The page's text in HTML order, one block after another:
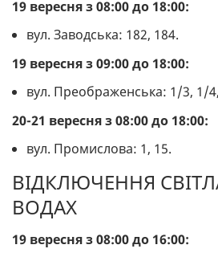
19 вересня з 08:00 до 18:00:
вул. Заводська: 182, 184.
19 вересня з 09:00 до 18:00:
вул. Преображенська: 1/3, 1/
20-21 вересня з 08:00 до 18:00:
вул. Промислова: 1, 15.
ВІДКЛЮЧЕННЯ
ВОДАХ
19 вересня з 08:00 до 16:00: